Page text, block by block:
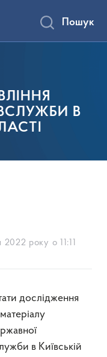
В
Пошук
2022 року о 11:11
в Київській